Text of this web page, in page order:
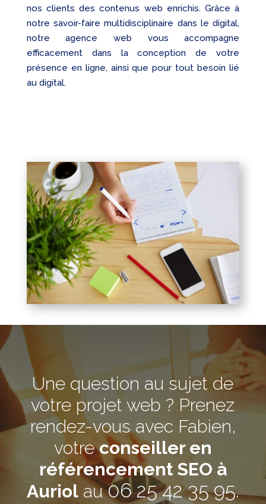
nos clients des contenus web enrichis. Grâce à
notre savoir-faire multidisciplinaire dans le digital,
notre agence web vous accompagne
efficacement dans la conception de votre
présence en ligne, ainsi que pour tout besoin lié
au digital.
Une question au sujet de
votre projet web ? Prenez
rendez-vous avec Fabien,
votreconseiller en
référencement SEO à
Auriol au06 25 42 35 95.